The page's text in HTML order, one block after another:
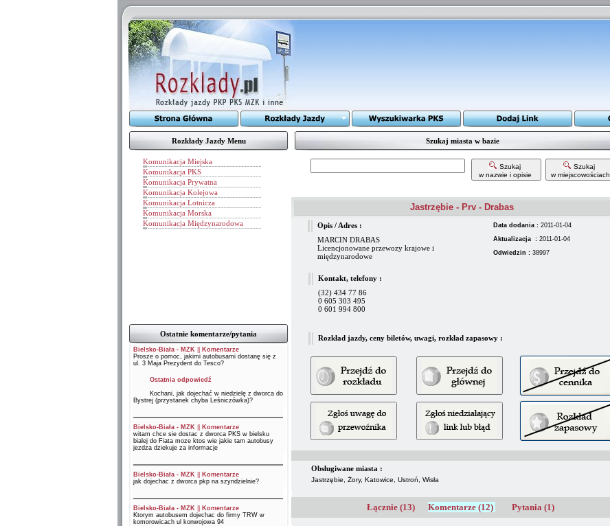
Rozkłady Jazdy Menu
Komunikacja Miejska
Komunikacja PKS
Komunikacja Prywatna
Komunikacja Kolejowa
Komunikacja Lotnicza
Komunikacja Morska
Komunikacja Międzynarodowa
Ostatnie komentarze/pytania
Bielsko-Biała - MZK||
Komentarze
Prosze o pomoc, jakimi autobusami dostanę się z
ul. 3 Maja Prezydent do Tesco?
Ostatnia odpowiedź
Kochani, jak dojechać w niedzielę z dworca do
Bystrej (przystanek chyba Leśniczówka)?
Bielsko-Biała - MZK||
Komentarze
witam chce sie dostac z dworca PKS w bielsku
bialej do Fiata moze ktos wie jakie tam autobusy
jezdza dziekuje za informacje
Bielsko-Biała - MZK||
Komentarze
jak dojechac z dworca pkp na szyndzielnie?
Bielsko-Biała - MZK||
Komentarze
Ktorym autobusem dojechac do firmy TRW w
komorowicach ul konwojowa 94
Szukaj miasta w bazie
Szukaj
w nazwie i opisie
Szukaj
w miejscowościach
Jastrzębie - Prv - Drabas
Opis / Adres : Data dodania : 2011-01-04
MARCIN DRABAS
Licencjonowane przewozy krajowe i
międzynarodowe
Aktualizacja : 2011-01-04
Odwiedzin : 38997
Kontakt, telefony :
(32) 434 77 86
0 605 303 495
0 601 994 800
Rozkład jazdy, ceny biletów, uwagi, rozkład zapasowy :
Obsługiwane miasta :
Jastrzębie, Żory, Katowice, Ustroń, Wisła
Łącznie (13) Komentarze (12) Pytania (1)